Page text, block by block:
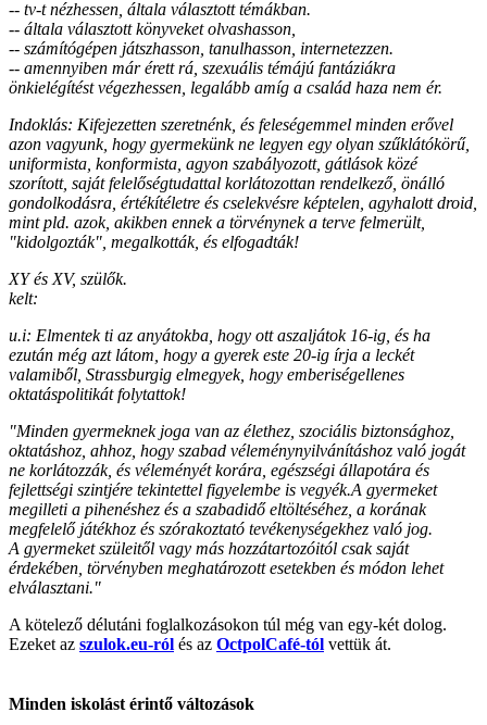
-- tv-t nézhessen, általa választott témákban.
-- általa választott könyveket olvashasson,
-- számítógépen játszhasson, tanulhasson, internetezzen.
-- amennyiben már érett rá, szexuális témájú fantáziákra
önkielégítést végezhessen, legalább amíg a család haza nem ér.
Indoklás: Kifejezetten szeretnénk, és feleségemmel minden erővel
azon vagyunk, hogy gyermekünk ne legyen egy olyan szűklátókörű,
uniformista, konformista, agyon szabályozott, gátlások közé
szorított, saját felelőségtudattal korlátozottan rendelkező, önálló
gondolkodásra, értékítéletre és cselekvésre képtelen, agyhalott droid,
mint pld. azok, akikben ennek a törvénynek a terve felmerült,
"kidolgozták", megalkották, és elfogadták!
XY és XV, szülők.
kelt:
u.i: Elmentek ti az anyátokba, hogy ott aszaljátok 16-ig, és ha
ezután még azt látom, hogy a gyerek este 20-ig írja a leckét
valamiből, Strassburgig elmegyek, hogy emberiségellenes
oktatáspolitikát folytattok!
"Minden gyermeknek joga van az élethez, szociális biztonsághoz,
oktatáshoz, ahhoz, hogy szabad vélemény­nyil­vá­ní­táshoz való jogát
ne korlátozzák, és véleményét korára, egészségi állapotára és
fejlettségi szintjére tekintettel figyelembe is vegyék.A gyermeket
megilleti a pihenéshez és a szabadidő eltöltéséhez, a korának
megfelelő játékhoz és szórakoztató tevékenységekhez való jog.
A gyermeket szüleitől vagy más hozzátartozóitól csak saját
érdekében, törvényben meghatározott esetekben és módon lehet
elválasztani."
A kötelező délutáni foglalkozásokon túl még van egy-két dolog.
Ezeket az szulok.eu-ról és az OctpolCafé-tól vettük át.
Minden iskolást érintő változások